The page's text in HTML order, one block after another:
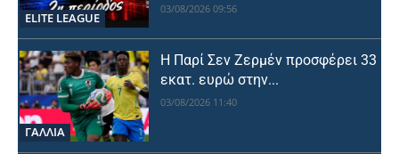
ELITE LEAGUE
03/08/2026 09:56
ΓΑΛΛΙΑ
Η Παρί Σεν Ζερμέν προσφέρει 33
εκατ. ευρώ στην...
03/08/2026 11:40